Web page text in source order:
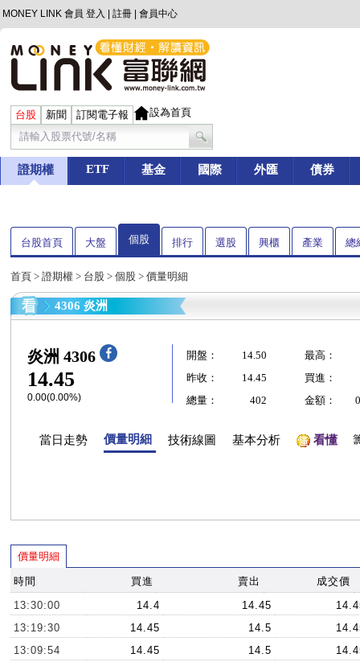
MONEY LINK 會員 登入 註冊 會員中心
台股 新聞 訂閱電子報 設為首頁
證期權 ETF 基金 國際 外匯 債券
台股首頁 大盤 個股 排行 選股 興櫃 產業 總
首頁 > 證期權 > 台股 > 個股 > 價量明細
4306 炎洲
炎洲 4306
14.45
0.00(0.00%)
開盤： 14.50
最高：
昨收：
14.45
買進：
總量：
402 金額：
當日走勢 價量明細 技術線圖 基本分析 看懂
價量明細
時間 買進 賣出
成交價
13:30:00
14.4 14.45
13:19:30
14.45 14.5
13:09:54
14.45 14.5